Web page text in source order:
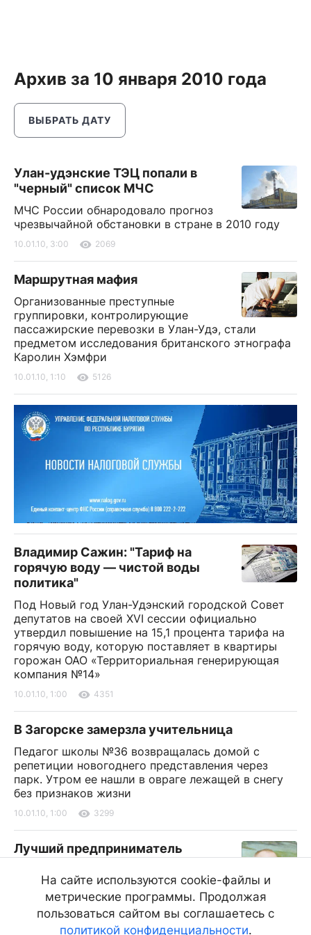
Архив за 10 января 2010 года
ВЫБРАТЬ ДАТУ
Улан-удэнские ТЭЦ попали в
"черный" список МЧС
МЧС России обнародовало прогноз
чрезвычайной обстановки в стране в 2010 году
10.01.10, 3:00 2069
Маршрутная мафия
Организованные преступные
группировки, контролирующие
пассажирские перевозки в Улан-Удэ, стали
предметом исследования британского этнографа
Каролин Хэмфри
10.01.10, 1:10 5126
Владимир Сажин: "Тариф на
горячую воду — чистой воды
политика"
Под Новый год Улан-Удэнский городской Совет
депутатов на своей XVI сессии официально
утвердил повышение на 15,1 процента тарифа на
горячую воду, которую поставляет в квартиры
горожан ОАО «Территориальная генерирующая
компания №14»
10.01.10, 1:00 4351
В Загорске замерзла учительница
Педагог школы №36 возвращалась домой с
репетиции новогоднего представления через
парк. Утром ее нашли в овраге лежащей в снегу
без признаков жизни
10.01.10, 1:00 3299
Лучший предприниматель
рейтинг популярности самых
успешных деловых людей Бурятии в
2009 году
10.01.10, 0:00 6387
На сайте используются cookie-файлы и
метрические программы. Продолжая
пользоваться сайтом вы соглашаетесь с
политикой конфиденциальности.